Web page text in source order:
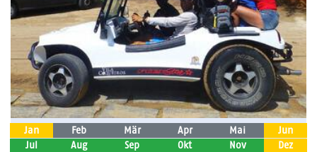
Jan Feb Mär Apr Mai
Jun
Jul
Aug Sep Okt Nov
Dez